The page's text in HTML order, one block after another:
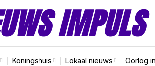
IMPULS
Koningshuis Lokaal nieuws Oorlog